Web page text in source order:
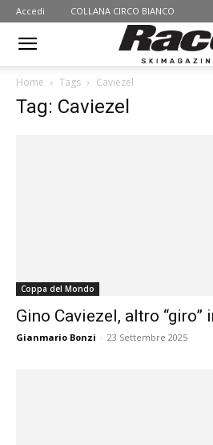
Accedi COLLANA CIRCO BIANCO
Home Tags Caviezel
Tag: Caviezel
Coppa del Mondo
Gino Caviezel, altro “giro”
Gianmario Bonzi - 23 Settembre 2025